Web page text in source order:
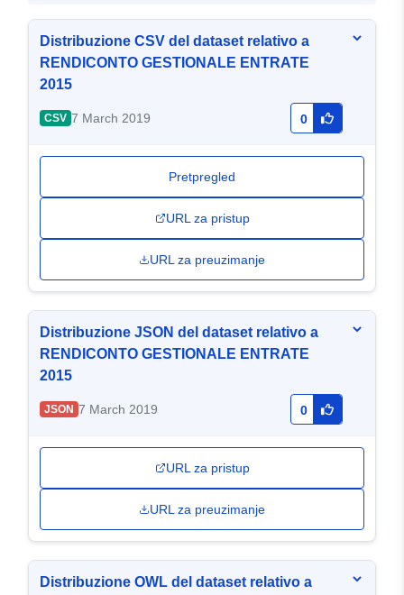
Distribuzione CSV del dataset relativo a
RENDICONTO GESTIONALE ENTRATE
2015
CSV 7 March 2019 0
Pretpregled
URL za pristup
URL za preuzimanje
Distribuzione JSON del dataset relativo a
RENDICONTO GESTIONALE ENTRATE
2015
JSON 7 March 2019 0
URL za pristup
URL za preuzimanje
Distribuzione OWL del dataset relativo a